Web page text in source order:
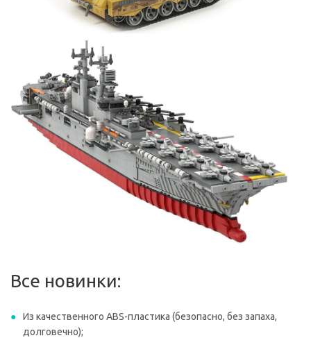
Все новинки:
Из качественного ABS-пластика (безопасно, без запаха,
долговечно);